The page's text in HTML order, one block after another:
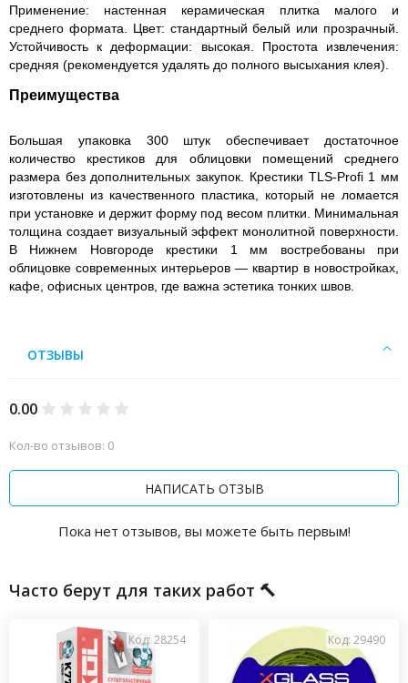
Применение: настенная керамическая плитка малого и
среднего формата. Цвет: стандартный белый или прозрачный.
Устойчивость к деформации: высокая. Простота извлечения:
средняя (рекомендуется удалять до полного высыхания клея).
Преимущества
Большая упаковка 300 штук обеспечивает достаточное
количество крестиков для облицовки помещений среднего
размера без дополнительных закупок. Крестики TLS-Profi 1 мм
изготовлены из качественного пластика, который не ломается
при установке и держит форму под весом плитки. Минимальная
толщина создает визуальный эффект монолитной поверхности.
В Нижнем Новгороде крестики 1 мм востребованы при
облицовке современных интерьеров — квартир в новостройках,
кафе, офисных центров, где важна эстетика тонких швов.
ОТЗЫВЫ
0.00
Кол-во отзывов: 0
НАПИСАТЬ ОТЗЫВ
Пока нет отзывов, вы можете быть первым!
Часто берут для таких работ 🔨
Код: 28254 Код: 29490